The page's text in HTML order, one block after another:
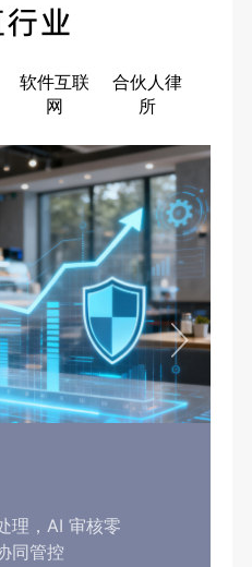
业
软件互联
网
合伙人律
所
理，AI 审核零
同管控